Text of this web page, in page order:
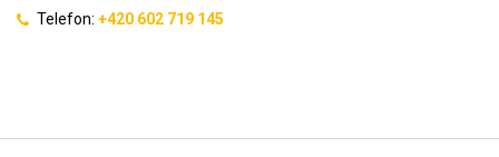
Telefon: +420 602 719 145